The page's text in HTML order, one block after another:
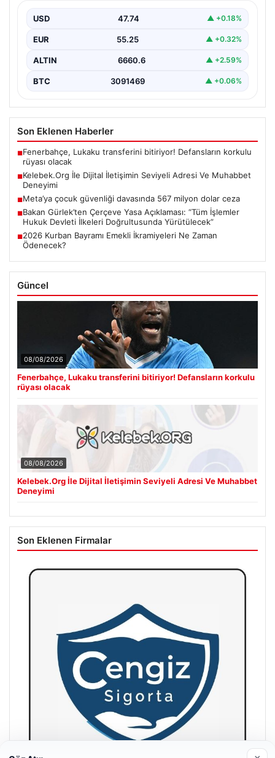
kurması büyük bir hassasiyet ifade etmektedir.
Günümüzde…
USD 47.74 ▲ +0.18%
EUR 55.25 ▲ +0.32%
ALTIN 6660.6 ▲ +2.59%
BTC 3091469 ▲ +0.06%
Son Eklenen Haberler
■Fenerbahçe, Lukaku transferini bitiriyor! Defansların korkulu
rüyası olacak
■Kelebek.Org İle Dijital İletişimin Seviyeli Adresi Ve Muhabbet
Deneyimi
■Meta’ya çocuk güvenliği davasında 567 milyon dolar ceza
■Bakan Gürlek’ten Çerçeve Yasa Açıklaması: “Tüm İşlemler
Hukuk Devleti İlkeleri Doğrultusunda Yürütülecek”
■2026 Kurban Bayramı Emekli İkramiyeleri Ne Zaman
Ödenecek?
Güncel
08/08/2026
Fenerbahçe, Lukaku transferini bitiriyor! Defansların korkulu
rüyası olacak
08/08/2026
Kelebek.Org İle Dijital İletişimin Seviyeli Adresi Ve Muhabbet
Deneyimi
Son Eklenen Firmalar